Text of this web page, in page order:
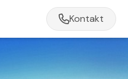
Kontakt